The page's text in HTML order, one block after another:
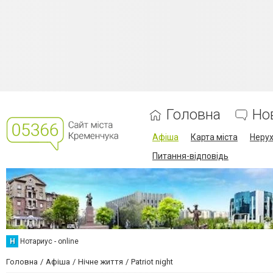
Головна
Афіша Карта міста
Питання-відповідь
Н Нотариус - online
Головна Афіша Нічне життя Patriot night